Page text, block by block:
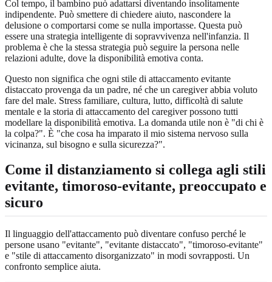
Col tempo, il bambino può adattarsi diventando insolitamente
indipendente. Può smettere di chiedere aiuto, nascondere la
delusione o comportarsi come se nulla importasse. Questa può
essere una strategia intelligente di sopravvivenza nell'infanzia. Il
problema è che la stessa strategia può seguire la persona nelle
relazioni adulte, dove la disponibilità emotiva conta.
Questo non significa che ogni stile di attaccamento evitante
distaccato provenga da un padre, né che un caregiver abbia voluto
fare del male. Stress familiare, cultura, lutto, difficoltà di salute
mentale e la storia di attaccamento del caregiver possono tutti
modellare la disponibilità emotiva. La domanda utile non è "di chi è
la colpa?". È "che cosa ha imparato il mio sistema nervoso sulla
vicinanza, sul bisogno e sulla sicurezza?".
Come il distanziamento si collega agli stili
evitante, timoroso-evitante, preoccupato e
sicuro
Il linguaggio dell'attaccamento può diventare confuso perché le
persone usano "evitante", "evitante distaccato", "timoroso-evitante"
e "stile di attaccamento disorganizzato" in modi sovrapposti. Un
confronto semplice aiuta.